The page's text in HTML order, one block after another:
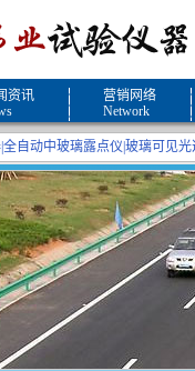
资讯
营销网络
Network
全自动中玻璃露点仪 玻璃可见